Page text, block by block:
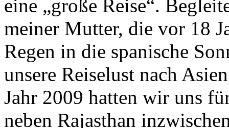
eine „große Reise“.
meiner Mutter, die vor 18
Regen in die spanische
unsere Reiselust nach
Jahr 2009 hatten wir uns
neben Rajasthan